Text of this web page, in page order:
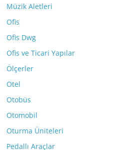
Müzik Aletleri
Ofis
Ofis Dwg
Ofis ve Ticari Yapılar
Ölçerler
Otel
Otobüs
Otomobil
Oturma Üniteleri
Pedallı Araçlar